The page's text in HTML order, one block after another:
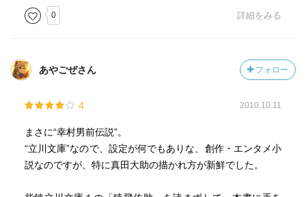
0 詳細をみる
あやごぜさん フォロー
4 2010.10.11
まさに“幸村男前伝説”。
“立川文庫”なので、設定が何でもありな、創作・エンタメ小
説なのですが、特に真田大助の描かれ方が新鮮でした。